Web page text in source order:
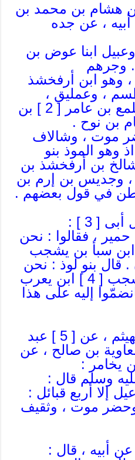
هشام بن محمد بن
أبيه ، عن جده
وعبيل ابنا عوض بن
وجرهم
بن سبا ، وهو ابن أرفخشذ
، وعمليق ،
وجاسم ، وأميم بنو يلمع بن عامر [ 2 ] بن
بن نوح .
موت ، وشالاف
وهو الموذ بنو
بن أرفخشذ بن
، وجديس بن إرم بن
في قول بعضهم .
، فقالوا : نحن
سبأ بن يشجب
بنو لوذ : نحن
بنو لوذ بن سبأ بن يشجب [ 4 ] ابن يعرب
إليه على هذا
7 – حدثني بكر بن الهيثم ، عن [ 5 ] عبد
بن صالح ، عن
يخامر :
وسلم قال :
إلا أربع قبائل :
وحضر موت ، وثقيف